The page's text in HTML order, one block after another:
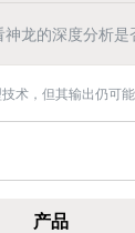
龙的深度分析是
术，但其输出仍可
产品